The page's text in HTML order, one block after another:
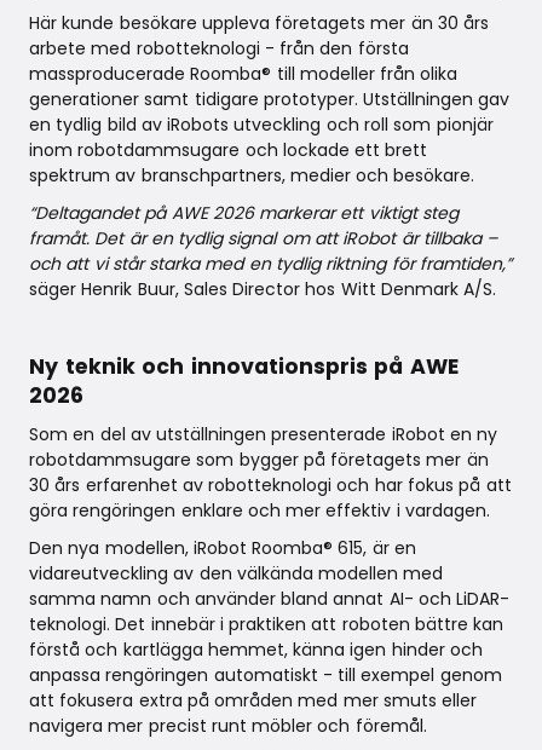
Här kunde besökare uppleva företagets mer än 30 års
arbete med robotteknologi - från den första
massproducerade Roomba® till modeller från olika
generationer samt tidigare prototyper. Utställningen gav
en tydlig bild av iRobots utveckling och roll som pionjär
inom robotdammsugare och lockade ett brett
spektrum av branschpartners, medier och besökare.
“Deltagandet på AWE 2026 markerar ett viktigt steg
framåt. Det är en tydlig signal om att iRobot är tillbaka –
och att vi står starka med en tydlig riktning för framtiden,”
säger Henrik Buur, Sales Director hos Witt Denmark A/S.
Ny teknik och innovationspris på AWE
2026
Som en del av utställningen presenterade iRobot en ny
robotdammsugare som bygger på företagets mer än
30 års erfarenhet av robotteknologi och har fokus på att
göra rengöringen enklare och mer effektiv i vardagen.
Den nya modellen, iRobot Roomba® 615, är en
vidareutveckling av den välkända modellen med
samma namn och använder bland annat AI- och LiDAR-
teknologi. Det innebär i praktiken att roboten bättre kan
förstå och kartlägga hemmet, känna igen hinder och
anpassa rengöringen automatiskt - till exempel genom
att fokusera extra på områden med mer smuts eller
navigera mer precist runt möbler och föremål.